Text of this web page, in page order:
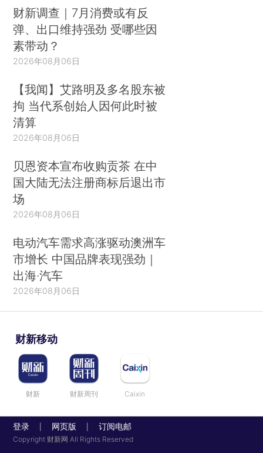
财新调查｜7月消费或有反
弹、出口维持强劲 受哪些因
素带动？
2026年08月06日
【我闻】艾路明及多名股东被
拘 当代系创始人因何此时被
清算
2026年08月06日
贝恩资本宣布收购贡茶 在中
国大陆无法注册商标后退出市
场
2026年08月06日
电动汽车需求高涨驱动澳洲车
市增长 中国品牌表现强劲｜
出海·汽车
2026年08月06日
财新移动
财新 财新周刊 Caixin
登录 网页版 订阅电邮
Copyright 财新网 All Rights Reserved